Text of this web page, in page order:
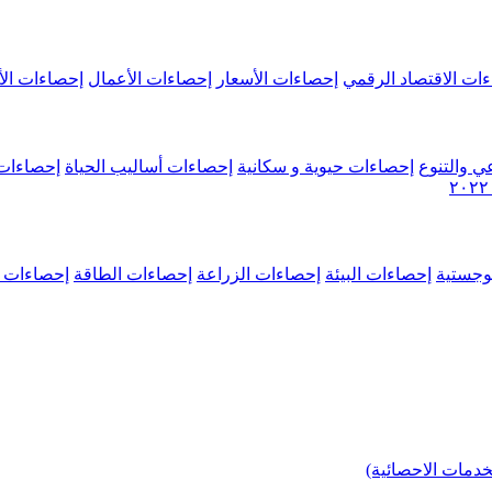
الاقتصاد الرقمي إحصاءات الأسعار إحصاءات الأعمال إحصاءات
والتنوع إحصاءات حيوية و سكانية إحصاءات أساليب الحياة
إحصاءات البيئة إحصاءات الزراعة إحصاءات الطاقة إحصاءات
الاحصائية)